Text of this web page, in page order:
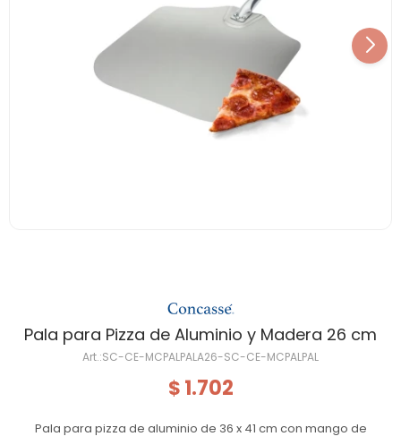
Pala para Pizza de Aluminio y Madera 26 cm
SC-CE-MCPALPALA26-SC-CE-MCPALPAL
$ 1.702
Pala para pizza de aluminio de 36 x 41 cm con mango de